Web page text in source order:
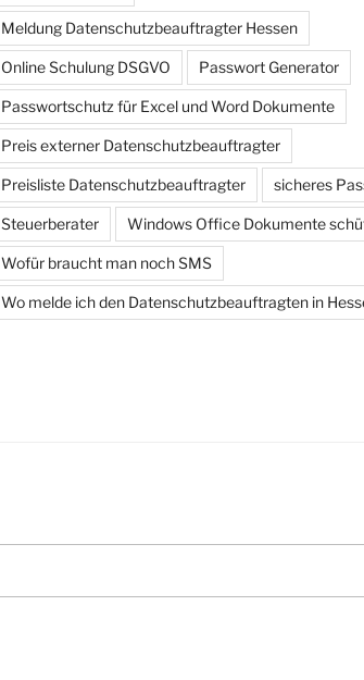
Meldung Datenschutzbeauftragter Hessen
Online Schulung DSGVO Passwort Generator
Passwortschutz für Excel und Word Dokumente
Preis externer Datenschutzbeauftragter
Preisliste Datenschutzbeauftragter sicheres
Steuerberater Windows Office Dokumente
Wofür braucht man noch SMS
Wo melde ich den Datenschutzbeauftragten in